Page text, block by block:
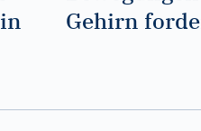
Gehirn